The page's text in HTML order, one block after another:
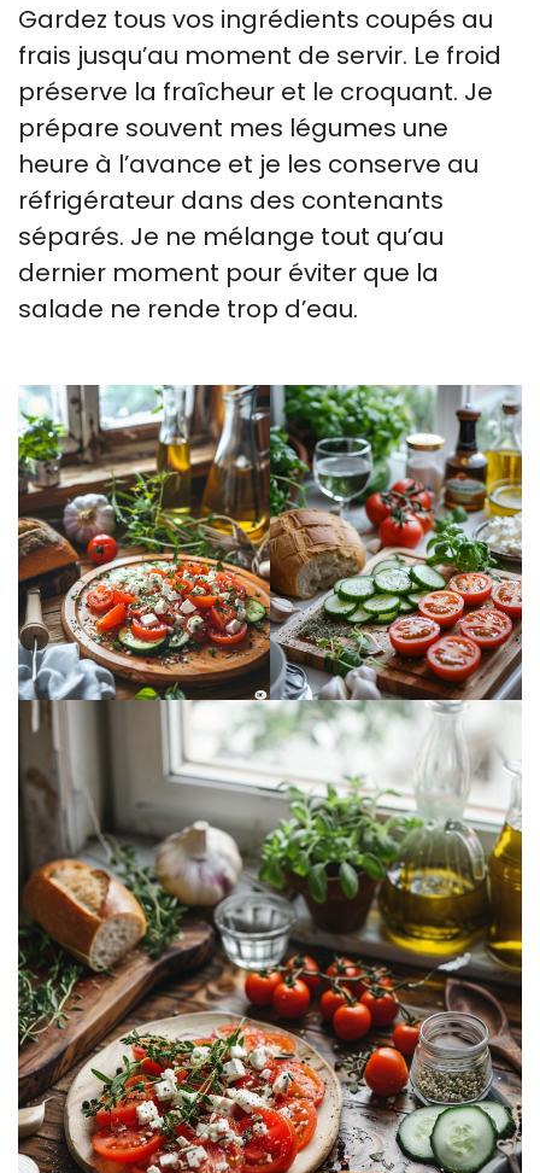
Gardez tous vos ingrédients coupés au
frais jusqu’au moment de servir. Le froid
préserve la fraîcheur et le croquant. Je
prépare souvent mes légumes une
heure à l’avance et je les conserve au
réfrigérateur dans des contenants
séparés. Je ne mélange tout qu’au
dernier moment pour éviter que la
salade ne rende trop d’eau.